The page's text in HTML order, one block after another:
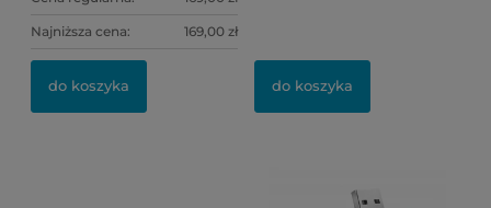
Najniższa cena: 169,00 zł
do koszyka do koszyka